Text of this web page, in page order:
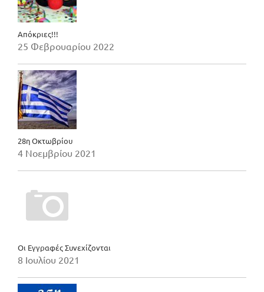
Απόκριες!!!
25 Φεβρουαρίου 2022
28η Οκτωβρίου
4 Νοεμβρίου 2021
Οι Εγγραφές Συνεχίζονται
8 Ιουλίου 2021